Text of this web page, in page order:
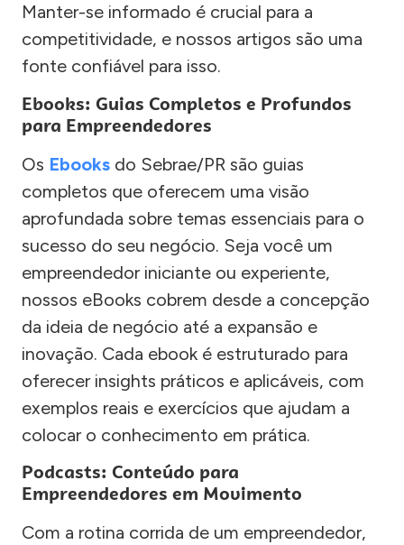
Manter-se informado é crucial para a
competitividade, e nossos artigos são uma
fonte confiável para isso.
Ebooks: Guias Completos e Profundos
para Empreendedores
Os Ebooks do Sebrae/PR são guias
completos que oferecem uma visão
aprofundada sobre temas essenciais para o
sucesso do seu negócio. Seja você um
empreendedor iniciante ou experiente,
nossos eBooks cobrem desde a concepção
da ideia de negócio até a expansão e
inovação. Cada ebook é estruturado para
oferecer insights práticos e aplicáveis, com
exemplos reais e exercícios que ajudam a
colocar o conhecimento em prática.
Podcasts: Conteúdo para
Empreendedores em Movimento
Com a rotina corrida de um empreendedor,